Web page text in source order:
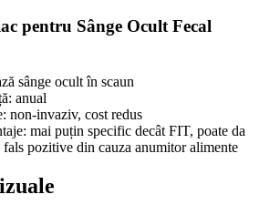
pentru Sânge Ocult Fecal
sânge ocult în scaun
anual
non-invaziv, cost redus
mai puțin specific decât FIT, poate da
fals pozitive din cauza anumitor alimente